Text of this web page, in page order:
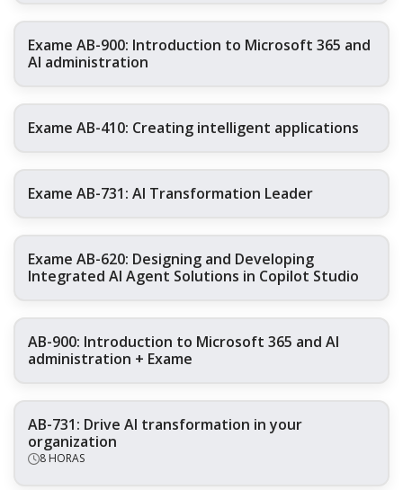
Exame AB-900: Introduction to Microsoft 365 and
AI administration
Exame AB-410: Creating intelligent applications
Exame AB-731: AI Transformation Leader
Exame AB-620: Designing and Developing
Integrated AI Agent Solutions in Copilot Studio
AB-900: Introduction to Microsoft 365 and AI
administration + Exame
AB-731: Drive AI transformation in your
organization
8 HORAS